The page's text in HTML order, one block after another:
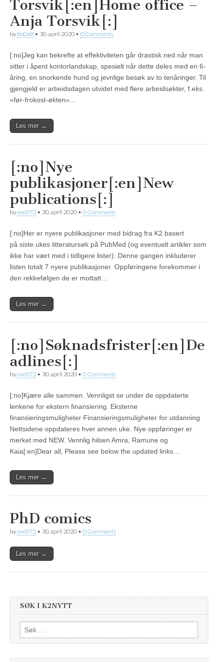
Torsvik[:en]Home office –
Anja Torsvik[:]
bytlo068 • 30. april 2020 • 0 Comments
[:no]Jeg kan bekrefte at effektiviteten går drastisk ned når man
sitter i åpent kontorlandskap, spesielt når dette deles med en 6-
åring, en snorkende hund og jevnlige besøk av to tenåringer. Til
gjengjeld er arbeidsdagen utvidet med flere arbeidsøkter, f.eks.
«før-frokost-økten»…
Les mer →
[:no]Nye
publikasjoner[:en]New
publications[:]
byove072 • 30. april 2020 • 0 Comments
[:no]Her er nyere publikasjoner med bidrag fra K2 basert
på siste ukes litteratursøk på PubMed (og eventuelt artikler som
ikke har vært med i tidligere lister). Denne gangen inkluderer
listen totalt 7 nyere publikasjoner. Oppføringene forekommer i
den rekkefølgen de er mottatt…
Les mer →
[:no]Søknadsfrister[:en]De
adlines[:]
byove072 • 30. april 2020 • 0 Comments
[:no]Kjære alle sammen. Vennligst se under de oppdaterte
lenkene for ekstern finansiering. Eksterne
finansieringsmuligheter Finansieringsmuligheter for utdanning
Nettsidene oppdateres hver annen uke. Nye oppføringer er
merket med NEW. Vennlig hilsen Amra, Ramune og
Kaia[:en]Dear all, Please see below the updated links…
Les mer →
PhD comics
byove072 • 30. april 2020 • 0 Comments
Les mer →
SØK I K2NYTT
Søk
etter: